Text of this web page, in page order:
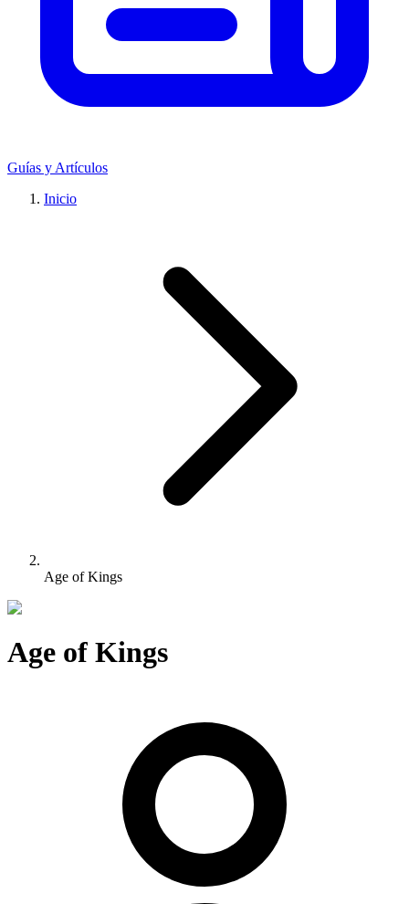
Guías y Artículos
Inicio
Age of Kings
Age of Kings